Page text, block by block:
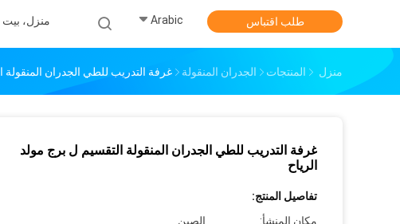
منزل، بيت Arabic طلب اقتباس
منزل المنتجات الجدران المنقولة غرفة التدريب للطي الجدران المنقولة
غرفة التدريب للطي الجدران المنقولة التقسيم ل برج مولد
الرياح
تفاصيل المنتج:
مكان المنشأ:
الصين